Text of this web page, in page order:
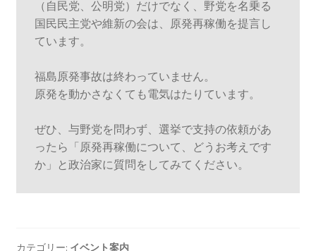
（自民党、公明党）だけでなく、野党を名乗る
国民民主党や維新の会は、原発再稼働を提言し
ています。
福島原発事故は終わっていません。
原発を動かさなくても電気はたりています。
ぜひ、与野党を問わず、選挙で支持の依頼があ
ったら「原発再稼働について、どうお考えです
か」と政治家に質問をしてみてください。
カテゴリー: イベント案内